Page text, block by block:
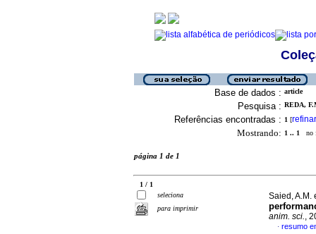
Base de dados : article
Pesquisa : REDA,
Referências encontradas : 1 [refinar
Mostrando: 1 .. 1 no
página 1 de 1
1 / 1
seleciona
para imprimir
Saied, A.M.
anim. sci.,
· resumo